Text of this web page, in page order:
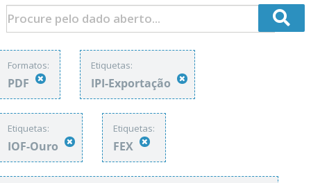
Formatos:
PDF
Etiquetas:
IPI-Exportação
Etiquetas:
IOF-Ouro
Etiquetas:
FEX